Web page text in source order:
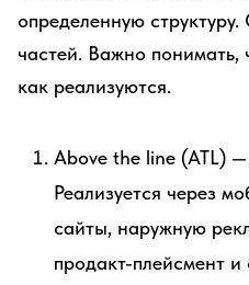
определенную
частей. Важно понимать,
как реализуются.
Above the line (ATL)
Реализуется через
сайты, наружную
продакт-плейсмент и